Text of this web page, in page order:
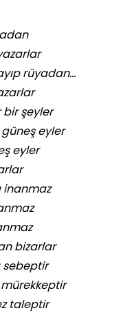
rüyadan…
bir şeyler
eyler
eyler
inanmaz
bizarlar
sebeptir
taleptir